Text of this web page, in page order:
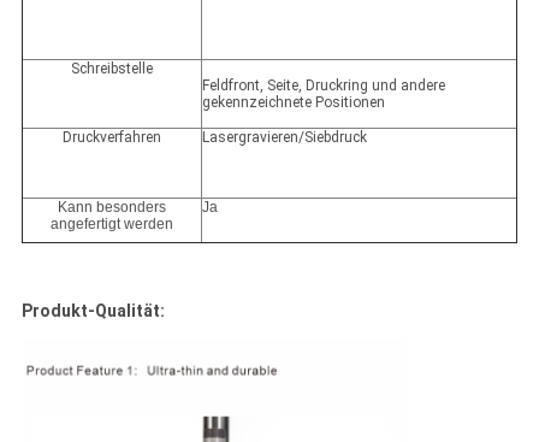
Schreibstelle
Feldfront, Seite, Druckring und andere
gekennzeichnete Positionen
Druckverfahren Lasergravieren/Siebdruck
Kann besonders
angefertigt werden
Ja
Produkt-Qualität: